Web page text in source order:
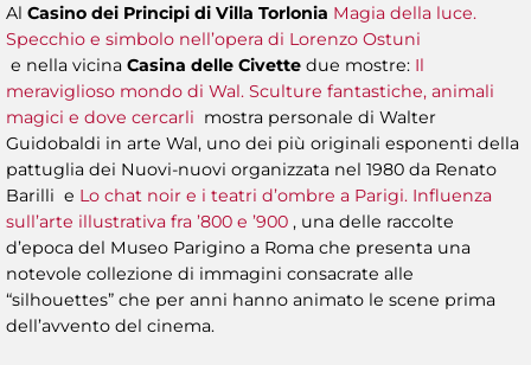
Al Casino dei Principi di Villa Torlonia Magia della luce.
Specchio e simbolo nell’opera di Lorenzo Ostuni
e nella vicina Casina delle Civette due mostre: Il
meraviglioso mondo di Wal. Sculture fantastiche, animali
magici e dove cercarli mostra personale di Walter
Guidobaldi in arte Wal, uno dei più originali esponenti della
pattuglia dei Nuovi-nuovi organizzata nel 1980 da Renato
Barilli e Lo chat noir e i teatri d’ombre a Parigi. Influenza
sull’arte illustrativa fra ’800 e ’900 , una delle raccolte
d’epoca del Museo Parigino a Roma che presenta una
notevole collezione di immagini consacrate alle
“silhouettes” che per anni hanno animato le scene prima
dell’avvento del cinema.